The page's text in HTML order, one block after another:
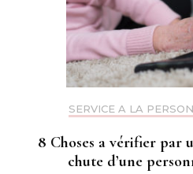
SERVICE A LA
8 Choses a vérifier par
chute d’une